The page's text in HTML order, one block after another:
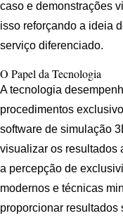
caso e demonstrações
isso reforçando a ideia
serviço diferenciado.
O Papel da Tecnologia
A tecnologia
procedimentos
software de simulação
visualizar os resultados
a percepção de
modernos e técnicas
proporcionar resultados